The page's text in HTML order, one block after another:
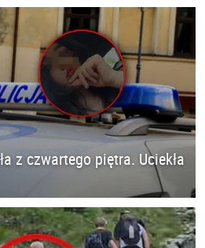
z czwartego piętra. Uciekła